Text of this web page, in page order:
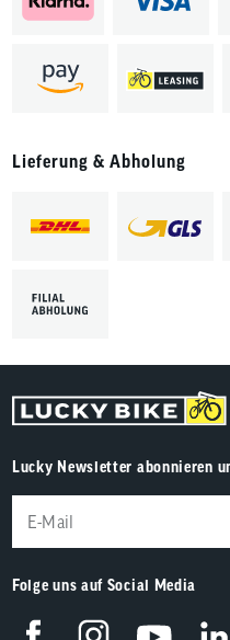
Lieferung & Abholung
Lucky Newsletter abonnieren
Folge uns auf Social Media